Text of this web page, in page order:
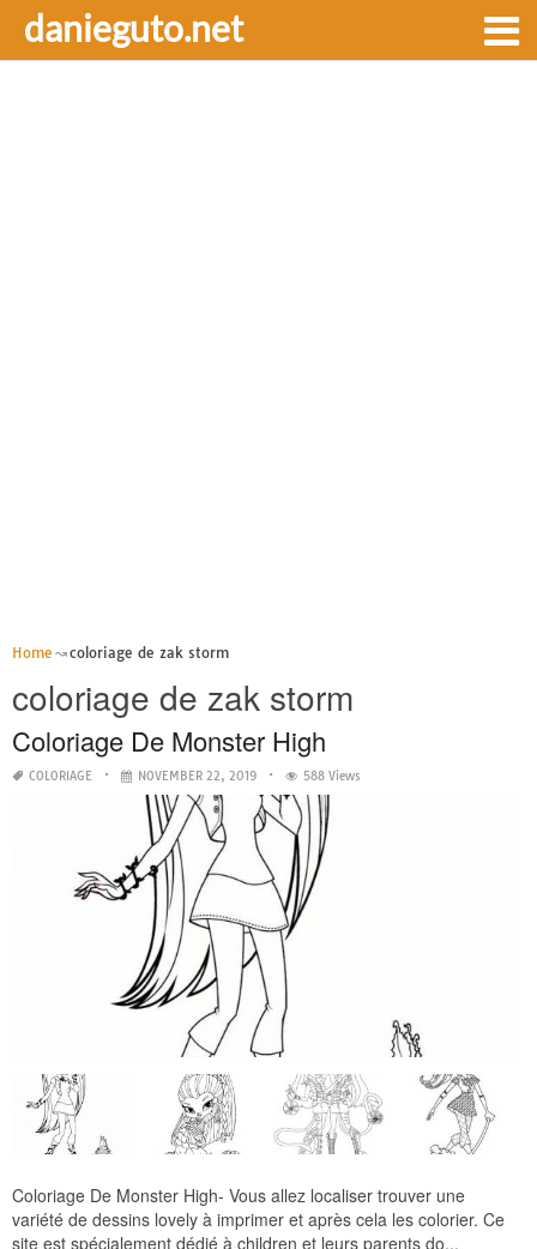
danieguto.net
Home coloriage de zak storm
coloriage de zak storm
Coloriage De Monster High
COLORIAGE NOVEMBER 22, 2019 588 Views
Coloriage De Monster High- Vous allez localiser trouver une
variété de dessins lovely à imprimer et après cela les colorier. Ce
site est spécialement dédié à children et leurs parents do...